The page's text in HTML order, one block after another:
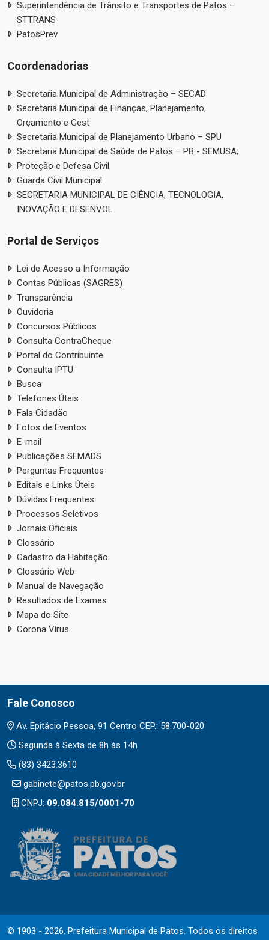
Superintendência de Trânsito e Transportes de Patos –
STTRANS
PatosPrev
Coordenadorias
Secretaria Municipal de Administração – SECAD
Secretaria Municipal de Finanças, Planejamento,
Orçamento e Gest
Secretaria Municipal de Planejamento Urbano – SPU
Secretaria Municipal de Saúde de Patos – PB - SEMUSA;
Proteção e Defesa Civil
Guarda Civil Municipal
SECRETARIA MUNICIPAL DE CIÊNCIA, TECNOLOGIA,
INOVAÇÃO E DESENVOL
Portal de Serviços
Lei de Acesso a Informação
Contas Públicas (SAGRES)
Transparência
Ouvidoria
Concursos Públicos
Consulta ContraCheque
Portal do Contribuinte
Consulta IPTU
Busca
Telefones Úteis
Fala Cidadão
Fotos de Eventos
E-mail
Publicações SEMADS
Perguntas Frequentes
Editais e Links Úteis
Dúvidas Frequentes
Processos Seletivos
Jornais Oficiais
Glossário
Cadastro da Habitação
Glossário Web
Manual de Navegação
Resultados de Exames
Mapa do Site
Corona Vírus
Fale Conosco
Av. Epitácio Pessoa, 91 Centro CEP.: 58.700-020
Segunda à Sexta de 8h às 14h
(83) 3423.3610
gabinete@patos.pb.gov.br
CNPJ: 09.084.815/0001-70
© 1903 - 2026. Prefeitura Municipal de Patos. Todos os direitos